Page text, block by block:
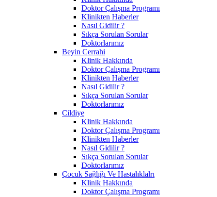
Doktor Çalışma Programı
Klinikten Haberler
Nasıl Gidilir ?
Sıkça Sorulan Sorular
Doktorlarımız
Beyin Cerrahi
Klinik Hakkında
Doktor Çalışma Programı
Klinikten Haberler
Nasıl Gidilir ?
Sıkça Sorulan Sorular
Doktorlarımız
Cildiye
Klinik Hakkında
Doktor Çalışma Programı
Klinikten Haberler
Nasıl Gidilir ?
Sıkça Sorulan Sorular
Doktorlarımız
Çocuk Sağlığı Ve Hastalıklalrı
Klinik Hakkında
Doktor Çalışma Programı